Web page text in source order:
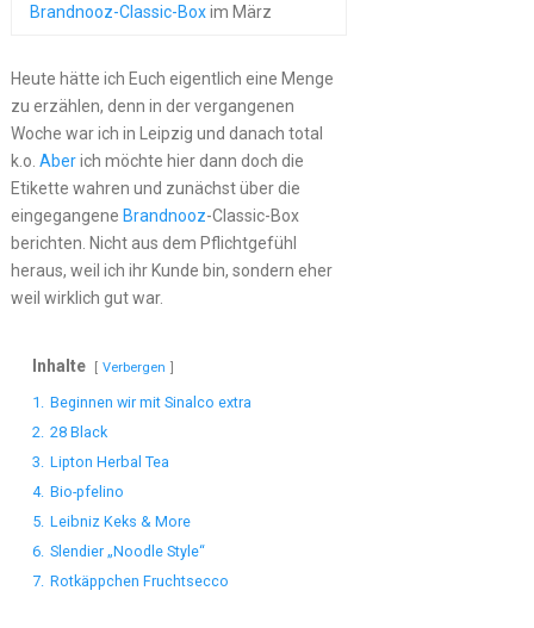
Brandnooz-Classic-Boxim März
Heute hätte ich Euch eigentlich eine Menge
zu erzählen, denn in der vergangenen
Woche war ich in Leipzig und danach total
k.o. Aberich möchte hier dann doch die
Etikette wahren und zunächst über die
eingegangene Brandnooz-Classic-Box
berichten. Nicht aus dem Pflichtgefühl
heraus, weil ich ihr Kunde bin, sondern eher
weil wirklich gut war.
Inhalte Verbergen
1.
Beginnen wir mit Sinalco extra
2. 28 Black
3. Lipton Herbal Tea
4. Bio-pfelino
5. Leibniz Keks & More
6. Slendier „Noodle Style“
7. Rotkäppchen Fruchtsecco